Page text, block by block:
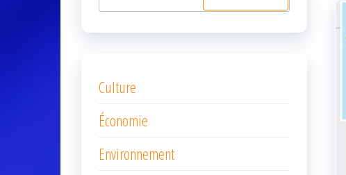
Culture
Économie
Environnement